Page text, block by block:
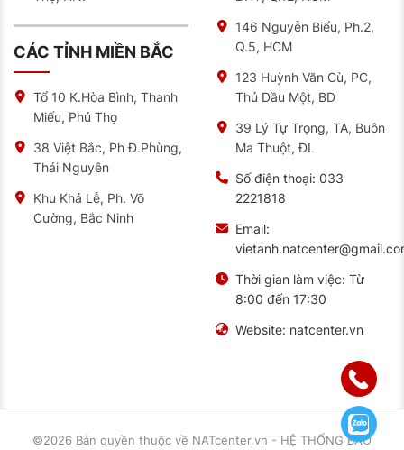
CÁC TỈNH MIỀN BẮC
Tổ 10 K.Hòa Bình, Thanh
Miếu, Phú Thọ
38 Việt Bắc, Ph Đ.Phùng,
Thái Nguyên
Khu Khả Lễ, Ph. Võ
Cường, Bắc Ninh
146 Nguyễn Biểu, Ph.2,
Q.5, HCM
123 Huỳnh Văn Cù, PC,
Thủ Dầu Một, BD
39 Lý Tự Trọng, TA, Buôn
Ma Thuột, ĐL
Số điện thoại: 033
2221818
Email:
Thời gian làm việc: Từ
8:00 đến 17:30
Website: natcenter.vn
©2026 Bản quyền thuộc về NATcenter.vn - HỆ THỐNG BẢO